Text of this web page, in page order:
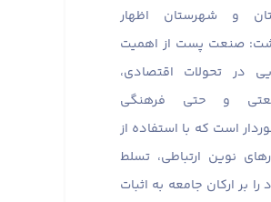
و شهرستان اظهار
صنعت پست از اهمیت
در تحولات اقتصادی،
و حتی فرهنگی
است که با استفاده از
نوین ارتباطی، تسلط
را بر ارکان جامعه به اثبات